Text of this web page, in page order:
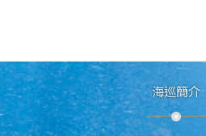
海巡簡介